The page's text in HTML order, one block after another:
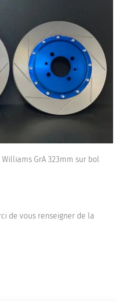
GrA 323mm sur bol
de vous renseigner de la